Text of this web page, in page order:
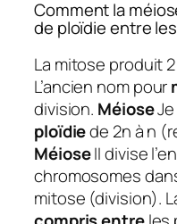
Comment la
de ploïdie entre
La mitose produit
L’ancien nom pour
division. MéioseJe
ploïdiede 2n à n
MéioseII divise
chromosomes
mitose (division).